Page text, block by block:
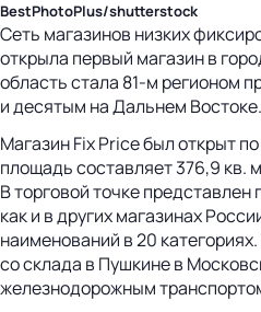
BestPhotoPlus/shutterstock
Сеть магазинов низких
открыла первый магазин в
область стала 81-м регионом
и десятым на Дальнем Востоке.
Магазин Fix Price был открыт
площадь составляет 376,9 кв.
В торговой точке
как и в других магазинах
наименований в 20
со склада в Пушкине в
железнодорожным